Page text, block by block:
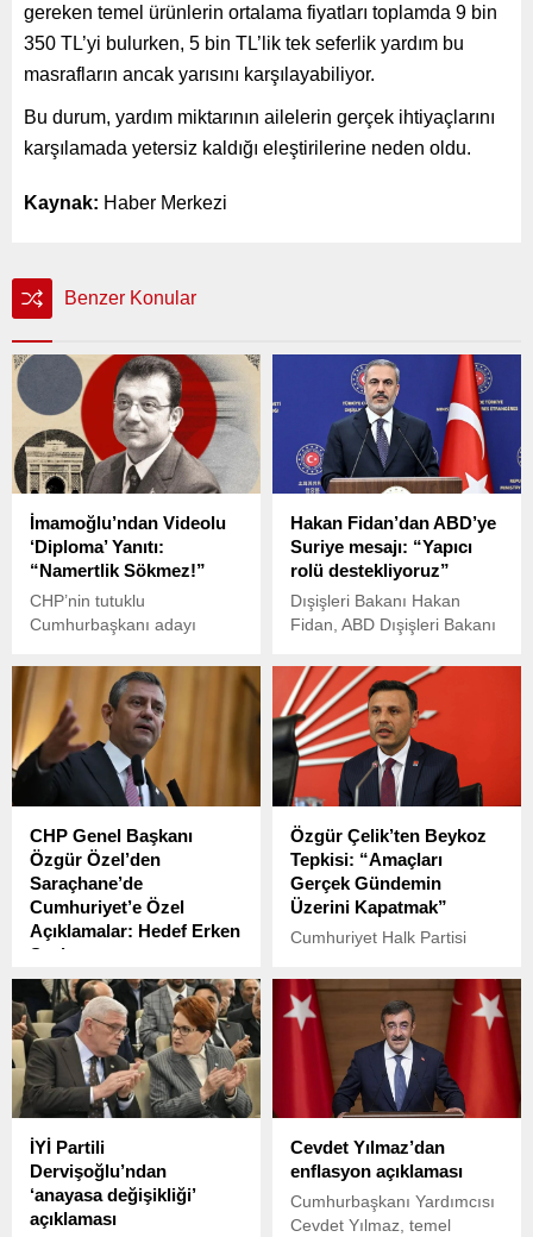
gereken temel ürünlerin ortalama fiyatları toplamda 9 bin
350 TL’yi bulurken, 5 bin TL’lik tek seferlik yardım bu
masrafların ancak yarısını karşılayabiliyor.
Bu durum, yardım miktarının ailelerin gerçek ihtiyaçlarını
karşılamada yetersiz kaldığı eleştirilerine neden oldu.
Kaynak: Haber Merkezi
Benzer Konular
İmamoğlu’ndan Videolu
‘Diploma’ Yanıtı:
“Namertlik Sökmez!”
CHP’nin tutuklu
Cumhurbaşkanı adayı
diplomasının iptal
edilmesiyle ilgili çıkan
iddialara sosyal medya
üzerinden yayınladığı video
ile yanıt verdi.
Hakan Fidan’dan ABD’ye
Suriye mesajı: “Yapıcı
rolü destekliyoruz”
Dışişleri Bakanı Hakan
Fidan, ABD Dışişleri Bakanı
telefon görüşmesinde,
Suriye’deki çatışmaların
sona erdirilmesi gerektiğini
vurguladı. Türkiye’nin,
ABD’nin Suriye’de oynadığı
yapıcı rolü desteklediğini
CHP Genel Başkanı
Özgür Özel’den
Saraçhane’de
Cumhuriyet’e Özel
Açıklamalar: Hedef Erken
Seçim
İstanbul Büyükşehir
Belediye (İBB) Başkanı ve
Cumhurbaşkanı adayı
Ekrem İmamoğlu’nun
gözaltına alınması ve
görevden
ardından yaşanan
gelişmeler, Türkiye’de siyasi
tansiyonu artırdı. İmamoğlu
ile birlikte çok sayıda İBB
Özgür Çelik’ten Beykoz
Tepkisi: “Amaçları
Gerçek Gündemin
Üzerini Kapatmak”
Cumhuriyet Halk Partisi
Özgür Çelik, Beykoz
Belediyesi önünde önemli
açıklamalarda bulundu.
İYİ Partili
Dervişoğlu’ndan
‘anayasa değişikliği’
açıklaması
Cevdet Yılmaz’dan
enflasyon açıklaması
Cumhurbaşkanı Yardımcısı
Cevdet Yılmaz, temel